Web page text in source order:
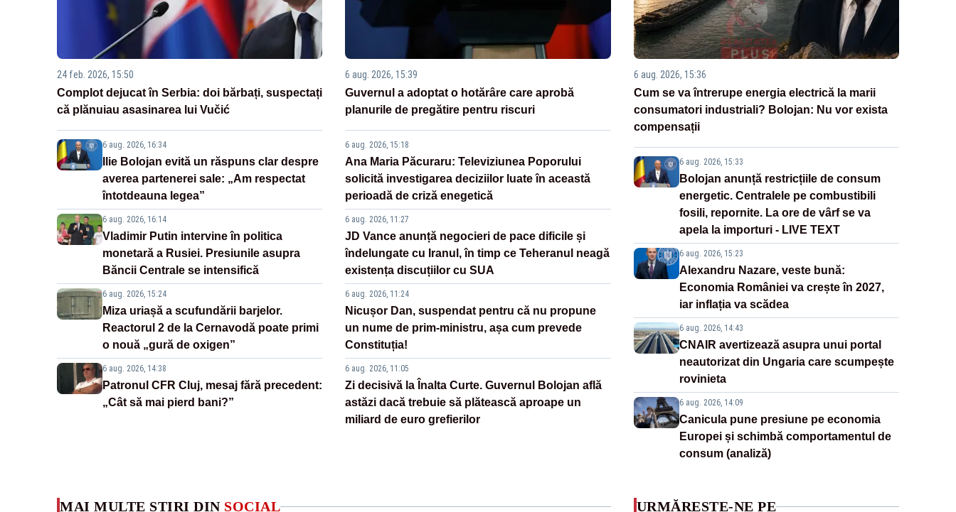
24 feb. 2026, 15:50
Complot dejucat în Serbia: doi bărbați, suspectați
că plănuiau asasinarea lui Vučić
6 aug. 2026, 16:34
Ilie Bolojan evită un răspuns clar despre
averea partenerei sale: „Am respectat
întotdeauna legea”
6 aug. 2026, 16:14
Vladimir Putin intervine în politica
monetară a Rusiei. Presiunile asupra
Băncii Centrale se intensifică
6 aug. 2026, 15:24
Miza uriașă a scufundării barjelor.
Reactorul 2 de la Cernavodă poate primi
o nouă „gură de oxigen”
6 aug. 2026, 14:38
Patronul CFR Cluj, mesaj fără precedent:
„Cât să mai pierd bani?”
6 aug. 2026, 15:39
Guvernul a adoptat o hotărâre care aprobă
planurile de pregătire pentru riscuri
6 aug. 2026, 15:18
Ana Maria Păcuraru: Televiziunea Poporului
solicită investigarea deciziilor luate în această
perioadă de criză enegetică
6 aug. 2026, 11:27
JD Vance anunță negocieri de pace dificile și
îndelungate cu Iranul, în timp ce Teheranul neagă
existența discuțiilor cu SUA
6 aug. 2026, 11:24
Nicușor Dan, suspendat pentru că nu propune
un nume de prim-ministru, așa cum prevede
Constituția!
6 aug. 2026, 11:05
Zi decisivă la Înalta Curte. Guvernul Bolojan află
astăzi dacă trebuie să plătească aproape un
miliard de euro grefierilor
6 aug. 2026, 15:36
Cum se va întrerupe energia electrică la marii
consumatori industriali? Bolojan: Nu vor exista
compensații
6 aug. 2026, 15:33
Bolojan anunță restricțiile de consum
energetic. Centralele pe combustibili
fosili, repornite. La ore de vârf se va
apela la importuri - LIVE TEXT
6 aug. 2026, 15:23
Alexandru Nazare, veste bună:
Economia României va crește în 2027,
iar inflația va scădea
6 aug. 2026, 14:43
CNAIR avertizează asupra unui portal
neautorizat din Ungaria care scumpește
rovinieta
6 aug. 2026, 14:09
Canicula pune presiune pe economia
Europei și schimbă comportamentul de
consum (analiză)
MAI MULTE ȘTIRI DIN SOCIAL URMĂREȘTE-NE PE